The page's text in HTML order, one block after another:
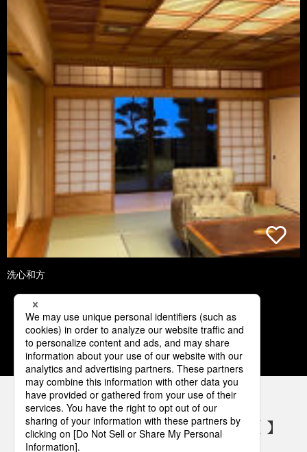
洗心和方
1 2 3 4 5
パナソニックの電気設備 SNSアカウント